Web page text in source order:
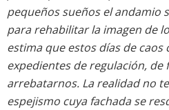
pequeños sueños el andamio
para rehabilitar la imagen de
estima que estos días de
expedientes de regulación,
arrebatarnos. La realidad no
espejismo cuya fachada se